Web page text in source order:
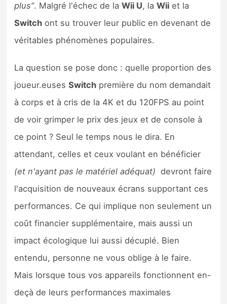
plus”. Malgré l'échec de laWii U, laWii et la
Switch ont su trouver leur public en devenant de
véritables phénomènes populaires.
La question se pose donc : quelle proportion des
joueur.eusesSwitch première du nom demandait
à corps et à cris de la 4K et du 120FPS au point
de voir grimper le prix des jeux et de console à
ce point ? Seul le temps nous le dira. En
attendant, celles et ceux voulant en bénéficier
(et n'ayant pas le matériel adéquat) devront faire
l'acquisition de nouveaux écrans supportant ces
performances. Ce qui implique non seulement un
coût financier supplémentaire, mais aussi un
impact écologique lui aussi décuplé. Bien
entendu, personne ne vous oblige à le faire.
Mais lorsque tous vos appareils fonctionnent en-
deçà de leurs performances maximales